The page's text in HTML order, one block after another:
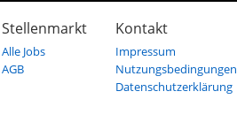
Stellenmarkt
Alle Jobs
AGB
Kontakt
Impressum
Nutzungsbedingungen
Datenschutzerklärung